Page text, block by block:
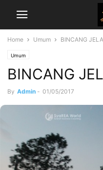
Home Umum BINCANG
Umum
BINCANG
By Admin - 01/05/2017